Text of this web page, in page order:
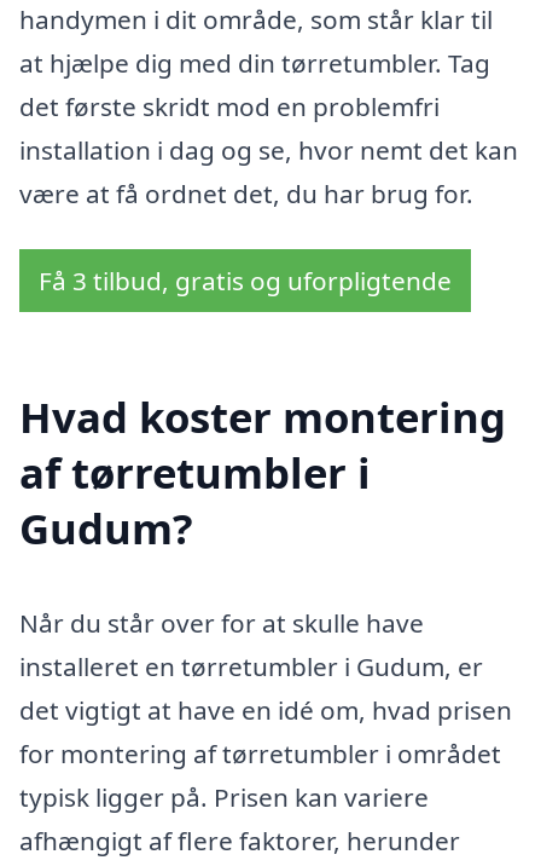
handymen i dit område, som står klar til
at hjælpe dig med din tørretumbler. Tag
det første skridt mod en problemfri
installation i dag og se, hvor nemt det kan
være at få ordnet det, du har brug for.
Få 3 tilbud, gratis og uforpligtende
Hvad koster montering
af tørretumbler i
Gudum?
Når du står over for at skulle have
installeret en tørretumbler i Gudum, er
det vigtigt at have en idé om, hvad prisen
for montering af tørretumbler i området
typisk ligger på. Prisen kan variere
afhængigt af flere faktorer, herunder